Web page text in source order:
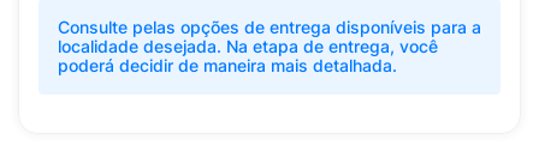
Consulte pelas opções de entrega disponíveis para a
localidade desejada. Na etapa de entrega, você
poderá decidir de maneira mais detalhada.